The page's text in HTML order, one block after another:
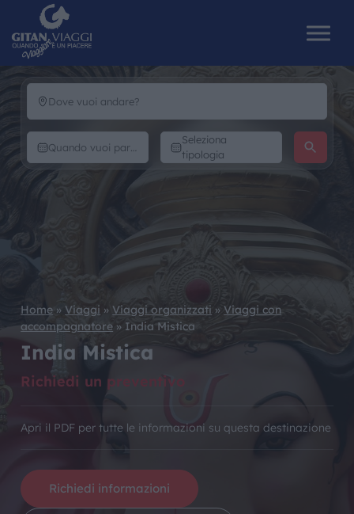
Seleziona
tipologia
HOME
CHI SIAMO
IL MONDO GITAN
Home » Viaggi » Viaggi organizzati » Viaggi con
accompagnatore » India Mistica
India Mistica
Richiedi un preventivo
Apri il PDF per tutte le informazioni su questa destinazione
Richiedi informazioni